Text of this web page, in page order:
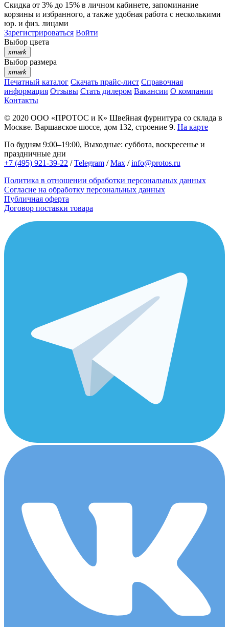
Скидка от 3% до 15% в личном кабинете, запоминание
корзины и избранного, а также удобная работа с несколькими
юр. и физ. лицами
Зарегистрироваться Войти
Выбор цвета
xmark
Выбор размера
xmark
Печатный каталог Скачать прайс-лист Справочная
информация Отзывы Стать дилером Вакансии О компании
Контакты
© 2020 ООО «ПРОТОС и К» Швейная фурнитура со склада в
Москве. Варшавское шоссе, дом 132, строение 9. На карте
По будням 9:00–19:00, Выходные: суббота, воскресенье и
праздничные дни
+7 (495) 921-39-22 /Telegram /Max /info@protos.ru
Политика в отношении обработки персональных данных
Согласие на обработку персональных данных
Публичная оферта
Договор поставки товара